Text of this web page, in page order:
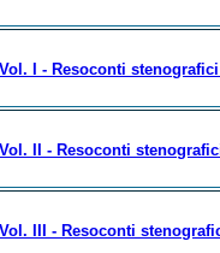
I - Resoconti
II - Resoconti
III - Resoconti